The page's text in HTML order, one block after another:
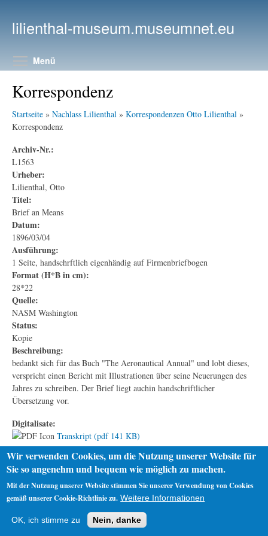
lilienthal-museum.museumnet.eu
Menü
Korrespondenz
Startseite » Nachlass Lilienthal » Korrespondenzen Otto Lilienthal »
Korrespondenz
Archiv-Nr.:
L1563
Urheber:
Lilienthal, Otto
Titel:
Brief an Means
Datum:
1896/03/04
Ausführung:
1 Seite, handschrftlich eigenhändig auf Firmenbriefbogen
Format (H*B in cm):
28*22
Quelle:
NASM Washington
Status:
Kopie
Beschreibung:
bedankt sich für das Buch "The Aeronautical Annual" und lobt dieses,
verspricht einen Bericht mit Illustrationen über seine Neuerungen des
Jahres zu schreiben. Der Brief liegt auchin handschriftlicher
Übersetzung vor.
Digitalisate:
Transkript (pdf 141 KB)
Impressum
Wir verwenden Cookies, um die Nutzung unserer Website für
Sie so angenehm und bequem wie möglich zu machen.
Mit der Nutzung unserer Website stimmen Sie unserer Verwendung von Cookies
gemäß unserer Cookie-Richtlinie zu. Weitere Informationen
OK, ich stimme zu Nein, danke